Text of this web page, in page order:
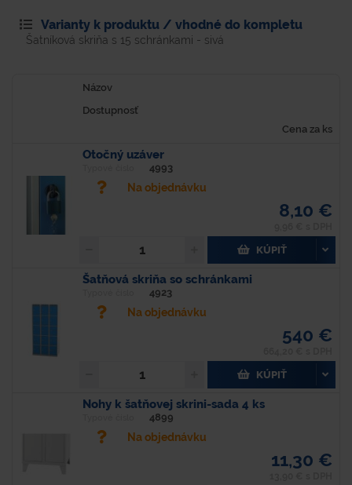
Varianty k produktu / vhodné do kompletu
Šatníková skriňa s 15 schránkami - sivá
Názov
Dostupnosť
Cena za ks
Otočný uzáver
4993
Na objednávku
8,10 €
KÚPIŤ
Šatňová skriňa so schránkami
4923
Na objednávku
540 €
KÚPIŤ
Nohy k šatňovej skrini-sada 4 ks
4899
Na objednávku
11,30 €